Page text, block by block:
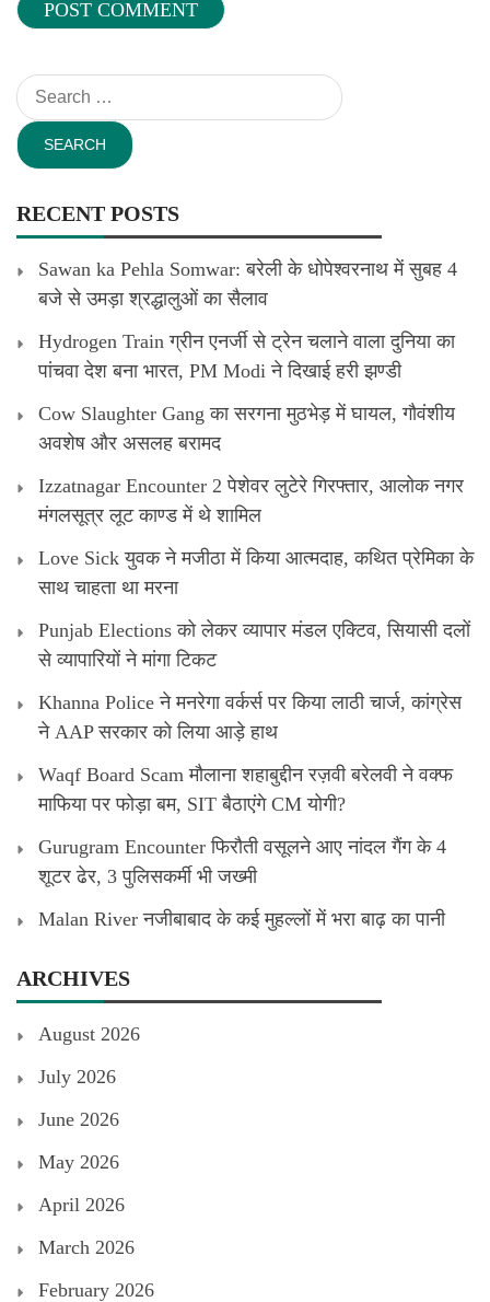
Search
for:
RECENT POSTS
Sawan ka Pehla Somwar: बरेली के धोपेश्वरनाथ में सुबह 4
बजे से उमड़ा श्रद्धालुओं का सैलाव
Hydrogen Train ग्रीन एनर्जी से ट्रेन चलाने वाला दुनिया का
पांचवा देश बना भारत, PM Modi ने दिखाई हरी झण्डी
Cow Slaughter Gang का सरगना मुठभेड़ में घायल, गौवंशीय
अवशेष और असलह बरामद
Izzatnagar Encounter 2 पेशेवर लुटेरे गिरफ्तार, आलोक नगर
मंगलसूत्र लूट काण्‍ड में थे शामिल
Love Sick युवक ने मजीठा में किया आत्मदाह, कथित प्रेमिका के
साथ चाहता था मरना
Punjab Elections को लेकर व्यापार मंडल एक्टिव, सियासी दलों
से व्यापारियों ने मांगा टिकट
Khanna Police ने मनरेगा वर्कर्स पर किया लाठी चार्ज, कांग्रेस
ने AAP सरकार को लिया आड़े हाथ
Waqf Board Scam मौलाना शहाबुद्दीन रज़वी बरेलवी ने वक्फ
माफिया पर फोड़ा बम, SIT बैठाएंगे CM योगी?
Gurugram Encounter फिरौती वसूलने आए नांदल गैंग के 4
शूटर ढेर, 3 पुलिसकर्मी भी जख्मी
Malan River नजीबाबाद के कई मुहल्लों में भरा बाढ़ का पानी
ARCHIVES
August 2026
July 2026
June 2026
May 2026
April 2026
March 2026
February 2026